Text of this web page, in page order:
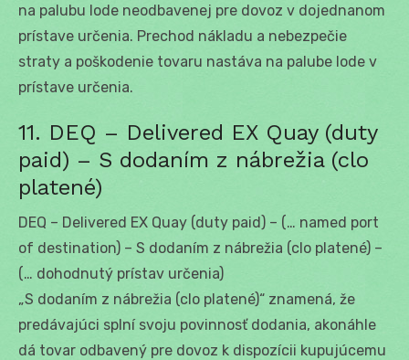
na palubu lode neodbavenej pre dovoz v dojednanom
prístave určenia. Prechod nákladu a nebezpečie
straty a poškodenie tovaru nastáva na palube lode v
prístave určenia.
11. DEQ – Delivered EX Quay (duty
paid) – S dodaním z nábrežia (clo
platené)
DEQ – Delivered EX Quay (duty paid) – (… named port
of destination) – S dodaním z nábrežia (clo platené) –
(… dohodnutý prístav určenia)
„S dodaním z nábrežia (clo platené)“ znamená, že
predávajúci splní svoju povinnosť dodania, akonáhle
dá tovar odbavený pre dovoz k dispozícii kupujúcemu